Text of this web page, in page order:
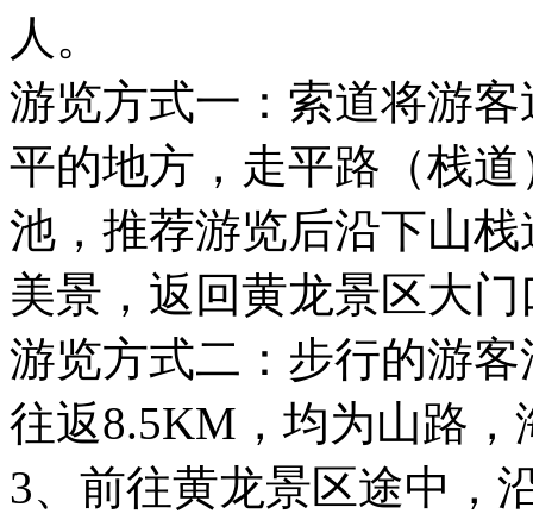
人。
游览方式一：索道将游
平的地方，走平路（栈
池，推荐游览后沿下山
美景，返回黄龙景区大门
游览方式二：步行的游
往返8.5KM，均为山路，
3、前往黄龙景区途中，